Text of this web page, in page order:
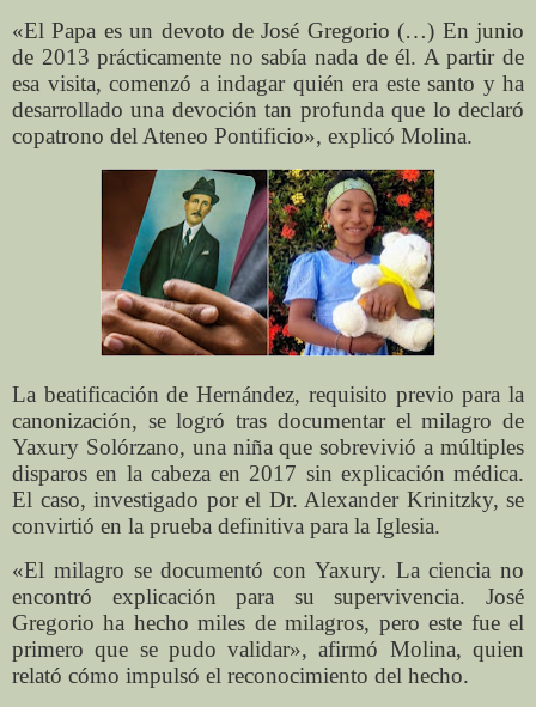
«El Papa es un devoto de José Gregorio (…) En junio
de 2013 prácticamente no sabía nada de él. A partir de
esa visita, comenzó a indagar quién era este santo y ha
desarrollado una devoción tan profunda que lo declaró
copatrono del Ateneo Pontificio», explicó Molina.
La beatificación de Hernández, requisito previo para la
canonización, se logró tras documentar el milagro de
Yaxury Solórzano, una niña que sobrevivió a múltiples
disparos en la cabeza en 2017 sin explicación médica.
El caso, investigado por el Dr. Alexander Krinitzky, se
convirtió en la prueba definitiva para la Iglesia.
«El milagro se documentó con Yaxury. La ciencia no
encontró explicación para su supervivencia. José
Gregorio ha hecho miles de milagros, pero este fue el
primero que se pudo validar», afirmó Molina, quien
relató cómo impulsó el reconocimiento del hecho.